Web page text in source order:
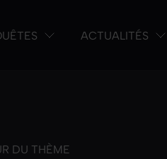
ACTUALITÉS
DU THÈME